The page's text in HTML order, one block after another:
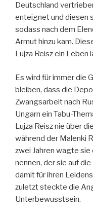
Deutschland
enteignet und diesen
sodass nach dem
Armut hinzu kam.
Lujza Reisz ein Leben
Es wird für immer die
bleiben, dass die
Zwangsarbeit nach
Ungarn ein Tabu-
Lujza Reisz nie über
während der Malenki
zwei Jahren wagte sie
nennen, der sie auf
damit für ihren
zuletzt steckte die
Unterbewusstsein.